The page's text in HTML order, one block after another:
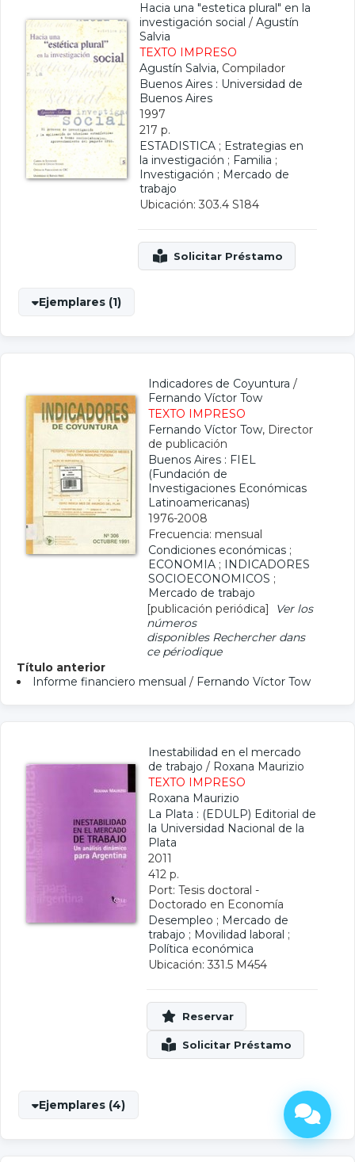
Hacia una "estetica plural" en la
investigación social / Agustín
Salvia
TEXTO IMPRESO
Agustín Salvia, Compilador
Buenos Aires : Universidad de
Buenos Aires
1997
217 p.
ESTADISTICA ; Estrategias en
la investigación ; Familia ;
Investigación ; Mercado de
trabajo
Ubicación: 303.4 S184
Ejemplares (1)
Indicadores de Coyuntura /
Fernando Víctor Tow
TEXTO IMPRESO
Fernando Víctor Tow, Director
de publicación
Buenos Aires : FIEL
(Fundación de
Investigaciones Económicas
Latinoamericanas)
1976-2008
Frecuencia: mensual
Condiciones económicas ;
ECONOMIA ; INDICADORES
SOCIOECONOMICOS ;
Mercado de trabajo
[publicación periódica]
Ver los
números
disponibles Rechercher dans
ce périodique
Título anterior
Informe financiero mensual / Fernando Víctor Tow
Inestabilidad en el mercado
de trabajo / Roxana Maurizio
TEXTO IMPRESO
Roxana Maurizio
La Plata : (EDULP) Editorial de
la Universidad Nacional de la
Plata
2011
412 p.
Port: Tesis doctoral -
Doctorado en Economía
Desempleo ; Mercado de
trabajo ; Movilidad laboral ;
Política económica
Ubicación: 331.5 M454
Ejemplares (4)